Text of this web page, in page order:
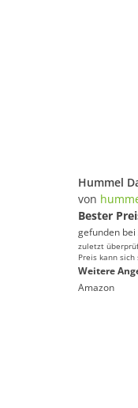
von
Bester
gefunden bei
zuletzt
Preis kann
Weitere
Amazon